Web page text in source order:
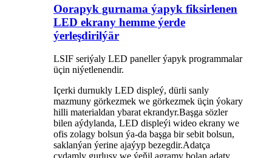
Oorapyk gurnama ýapyk fiksirlenen
LED ekrany hemme ýerde
ýerleşdirilýär
LSIF seriýaly LED paneller ýapyk programmalar
üçin niýetlenendir.
Içerki durnukly LED displeý, dürli sanly
mazmuny görkezmek we görkezmek üçin ýokary
hilli materialdan ybarat ekrandyr.Başga sözler
bilen aýdylanda, LED displeýi wideo ekrany we
ofis zolagy bolsun ýa-da başga bir sebit bolsun,
saklanýan ýerine ajaýyp bezegdir.Adatça